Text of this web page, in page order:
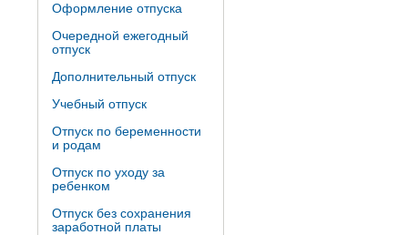
Оформление отпуска
Очередной ежегодный
отпуск
Дополнительный отпуск
Учебный отпуск
Отпуск по беременности
и родам
Отпуск по уходу за
ребенком
Отпуск без сохранения
заработной платы